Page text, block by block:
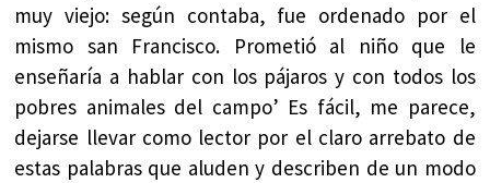
muy viejo: según contaba, fue ordenado por el
mismo san Francisco. Prometió al niño que le
enseñaría a hablar con los pájaros y con todos los
pobres animales del campo’ Es fácil, me parece,
dejarse llevar como lector por el claro arrebato de
estas palabras que aluden y describen de un modo